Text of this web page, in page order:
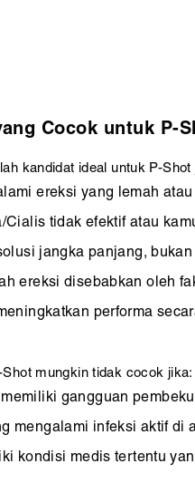
Cocok untuk P-
kandidat ideal untuk P-Shot
ereksi yang lemah
Cialis tidak efektif atau
jangka panjang,
ereksi disebabkan oleh
performa
Shot mungkin tidak cocok jika:
gangguan
mengalami infeksi aktif di
kondisi medis tertentu